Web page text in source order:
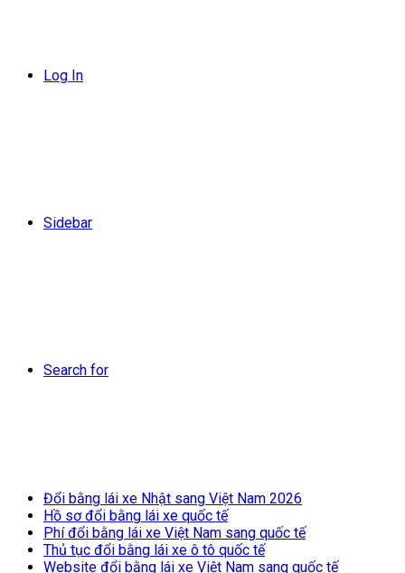
Log In
Sidebar
Search for
Đổi bằng lái xe Nhật sang Việt Nam 2026
Hồ sơ đổi bằng lái xe quốc tế
Phí đổi bằng lái xe Việt Nam sang quốc tế
Thủ tục đổi bằng lái xe ô tô quốc tế
Website đổi bằng lái xe Việt Nam sang quốc tế